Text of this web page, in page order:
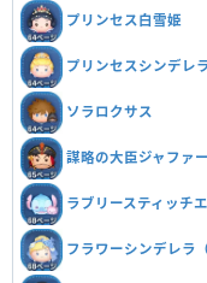
プリンセス白雪姫
プリンセスシンデレ
ソラロクサス
謀略の大臣ジャファー
ラブリースティッチ
フラワーシンデレラ